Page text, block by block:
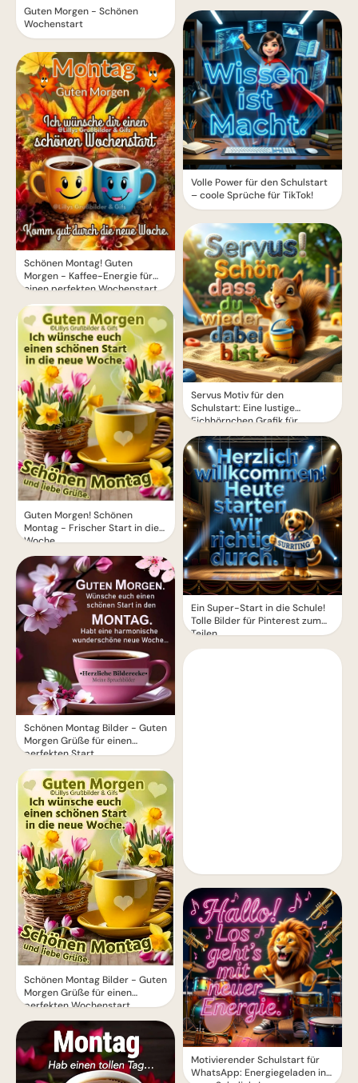
Guten Morgen - Schönen
Wochenstart
Schönen Montag! Guten
Morgen - Kaffee-Energie für
einen perfekten Wochenstart
Guten Morgen! Schönen
Montag - Frischer Start in die
Woche
Schönen Montag Bilder - Guten
Morgen Grüße für einen
perfekten Start
Schönen Montag Bilder - Guten
Morgen Grüße für einen
perfekten Wochenstart
Volle Power für den Schulstart
– coole Sprüche für TikTok!
Servus Motiv für den
Schulstart: Eine lustige
Eichhörnchen Grafik für
WhatsApp
Ein Super-Start in die Schule!
Tolle Bilder für Pinterest zum
Teilen.
Motivierender Schulstart für
WhatsApp: Energiegeladen ins